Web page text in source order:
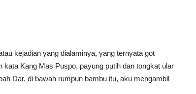
kejadian yang dialaminya, yang ternyata got
Kang Mas Puspo, payung putih dan tongkat ular
Dar, di bawah rumpun bambu itu, aku mengambil